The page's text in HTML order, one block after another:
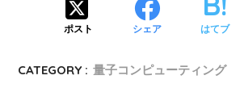
ポスト シェア はてブ
CATEGORY : 量子コンピューティング